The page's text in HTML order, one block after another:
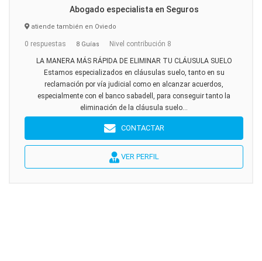
Abogado especialista en Seguros
atiende también en Oviedo
0 respuestas 8 Guías Nivel contribución 8
LA MANERA MÁS RÁPIDA DE ELIMINAR TU CLÁUSULA SUELO
Estamos especializados en cláusulas suelo, tanto en su
reclamación por vía judicial como en alcanzar acuerdos,
especialmente con el banco sabadell, para conseguir tanto la
eliminación de la cláusula suelo...
CONTACTAR
VER PERFIL